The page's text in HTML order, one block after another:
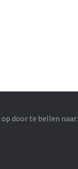
op door te bellen naar: